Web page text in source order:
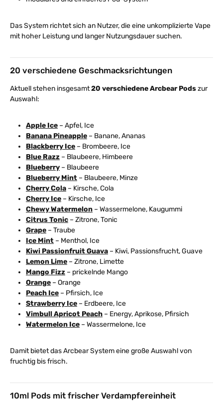
Das System richtet sich an Nutzer, die eine unkomplizierte Vape
mit hoher Leistung und langer Nutzungsdauer suchen.
20 verschiedene Geschmacksrichtungen
Aktuell stehen insgesamt20 verschiedene Arcbear Podszur
Auswahl:
Apple Ice – Apfel, Ice
Banana Pineapple – Banane, Ananas
Blackberry Ice – Brombeere, Ice
Blue Razz – Blaubeere, Himbeere
Blueberry – Blaubeere
Blueberry Mint – Blaubeere, Minze
Cherry Cola – Kirsche, Cola
Cherry Ice – Kirsche, Ice
Chewy Watermelon – Wassermelone, Kaugummi
Citrus Tonic – Zitrone, Tonic
Grape – Traube
Ice Mint – Menthol, Ice
Kiwi Passionfruit Guava – Kiwi, Passionsfrucht, Guave
Lemon Lime – Zitrone, Limette
Mango Fizz – prickelnde Mango
Orange – Orange
Peach Ice – Pfirsich, Ice
Strawberry Ice – Erdbeere, Ice
Vimbull Apricot Peach – Energy, Aprikose, Pfirsich
Watermelon Ice – Wassermelone, Ice
Damit bietet das Arcbear System eine große Auswahl von
fruchtig bis frisch.
10ml Pods mit frischer Verdampfereinheit